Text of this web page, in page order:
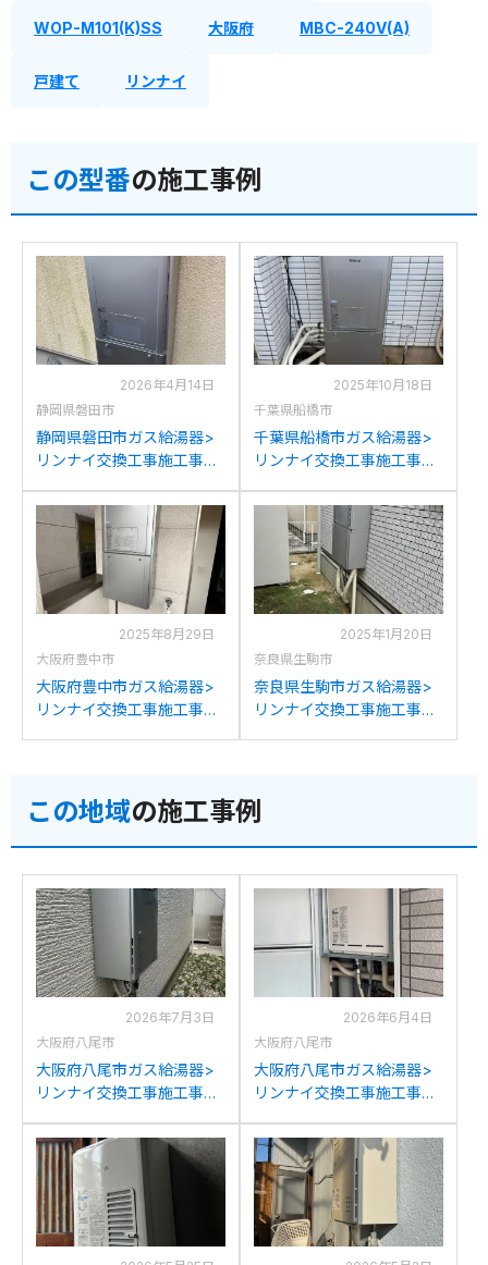
WOP-M101(K)SS 大阪府 MBC-240V(A)
戸建て リンナイ
この型番の施工事例
2026年4月14日
静岡県磐田市
静岡県磐田市ガス給湯器>
リンナイ交換工事施工事
K2403SAW2-1からリンナ
イRUFH-E2408SAW2-1(A)
への交換
2025年10月18日
千葉県船橋市
千葉県船橋市ガス給湯器>
リンナイ交換工事施工事
K2403SAW2-1からリンナ
イRUFH-E2408SAW2-1(A)
への交換
2025年8月29日
大阪府豊中市
大阪府豊中市ガス給湯器>
リンナイ交換工事施工事
への交換
2025年1月20日
奈良県生駒市
奈良県生駒市ガス給湯器>
リンナイ交換工事施工事
への交換
この地域の施工事例
2026年7月3日
大阪府八尾市
大阪府八尾市ガス給湯器>
リンナイ交換工事施工事
2450SAWXからリンナイ
RUF-K2406SAW(A)への交
換
2026年6月4日
大阪府八尾市
大阪府八尾市ガス給湯器>
リンナイ交換工事施工事
らリンナイRUF-
A1615SAB(C)への交換